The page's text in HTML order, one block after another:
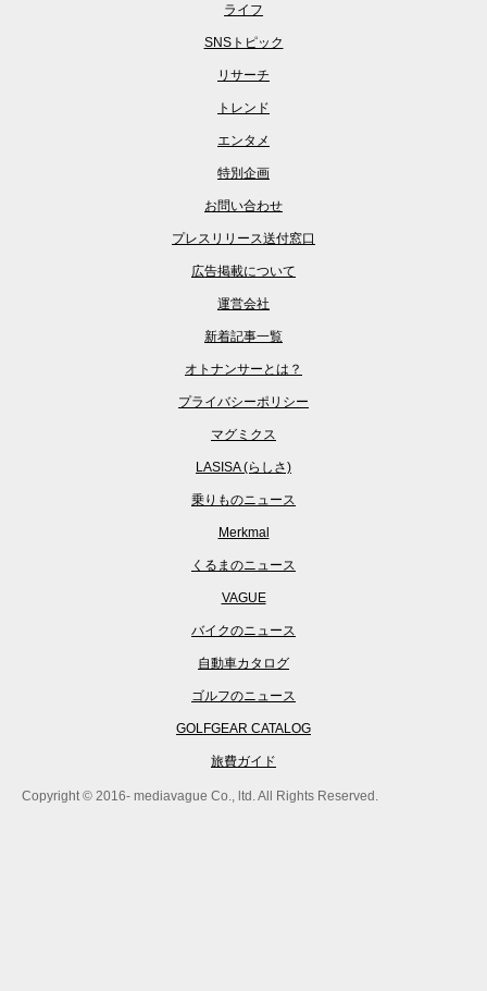
ライフ
SNSトピック
リサーチ
トレンド
エンタメ
特別企画
お問い合わせ
プレスリリース送付窓口
広告掲載について
運営会社
新着記事一覧
オトナンサーとは？
プライバシーポリシー
マグミクス
LASISA (らしさ)
乗りものニュース
Merkmal
くるまのニュース
VAGUE
バイクのニュース
自動車カタログ
ゴルフのニュース
GOLFGEAR CATALOG
旅費ガイド
Copyright © 2016- mediavague Co., ltd. All Rights Reserved.